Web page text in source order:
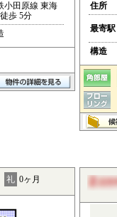
小田原線 東海
歩 5分
住所
最寄駅
構造
礼 0ヶ月